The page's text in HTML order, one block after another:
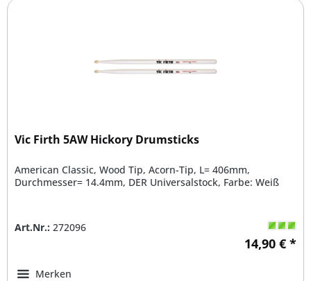
Vic Firth 5AW Hickory Drumsticks
American Classic, Wood Tip, Acorn-Tip, L= 406mm,
Durchmesser= 14.4mm, DER Universalstock, Farbe: Weiß
Art.Nr.: 272096
14,90 € *
Merken